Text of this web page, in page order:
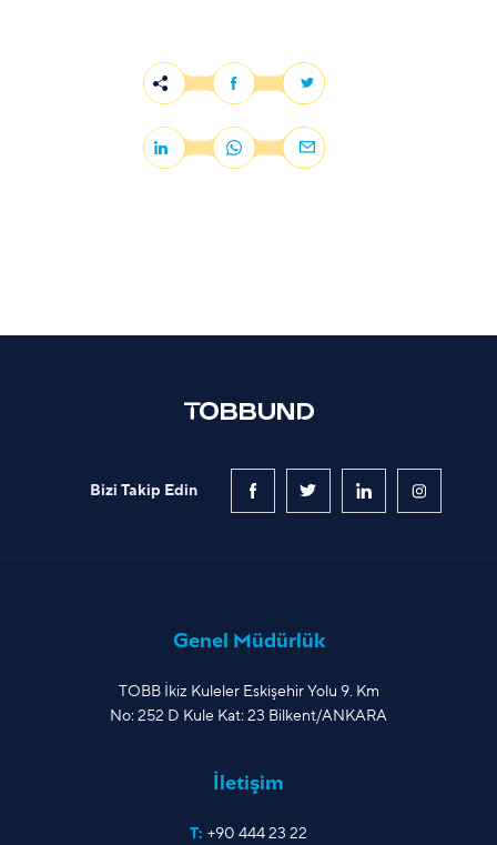
Bizi Takip Edin
Genel Müdürlük
TOBB İkiz Kuleler Eskişehir Yolu 9. Km
No: 252 D Kule Kat: 23 Bilkent/ANKARA
İletişim
T: +90 444 23 22